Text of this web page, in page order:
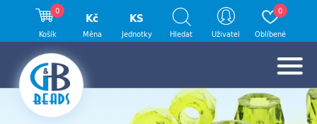
0
Košík
Kč
Měna
KS
Jednotky Hledat Uživatel
0
Oblíbené